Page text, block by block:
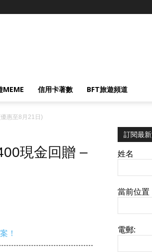
MEME 信用卡著數 BFT旅遊頻道
惠至8月21日)
現金回贈 –
！
訂閱最
姓名
當前位置
電郵: